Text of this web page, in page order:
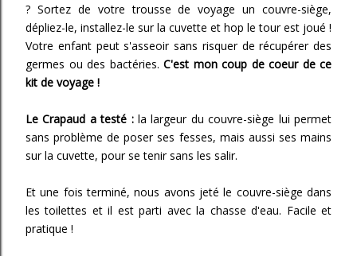
? Sortez de votre trousse de voyage un couvre-siège,
dépliez-le, installez-le sur la cuvette et hop le tour est joué !
Votre enfant peut s'asseoir sans risquer de récupérer des
germes ou des bactéries. C'est mon coup de coeur de ce
kit de voyage !
Le Crapaud a testé :la largeur du couvre-siège lui permet
sans problème de poser ses fesses, mais aussi ses mains
sur la cuvette, pour se tenir sans les salir.
Et une fois terminé, nous avons jeté le couvre-siège dans
les toilettes et il est parti avec la chasse d'eau. Facile et
pratique !